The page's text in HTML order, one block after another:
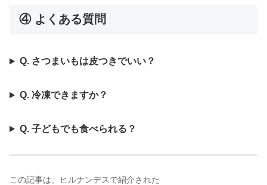
④ よくある質問
Q. さつまいもは皮つきでいい？
Q. 冷凍できますか？
Q. 子どもでも食べられる？
この記事は、ヒルナンデスで紹介された